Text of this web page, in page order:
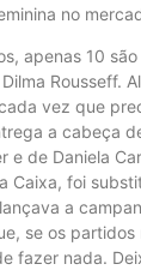
no
apenas 10
Rousseff.
vez que
a cabeça
e de Daniela
Caixa, foi
a
se os partidos
fazer nada.